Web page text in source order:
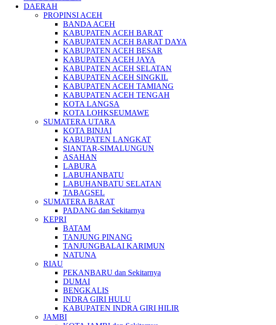
DAERAH
PROPINSI ACEH
BANDA ACEH
KABUPATEN ACEH BARAT
KABUPATEN ACEH BARAT DAYA
KABUPATEN ACEH BESAR
KABUPATEN ACEH JAYA
KABUPATEN ACEH SELATAN
KABUPATEN ACEH SINGKIL
KABUPATEN ACEH TAMIANG
KABUPATEN ACEH TENGAH
KOTA LANGSA
KOTA LOHKSEUMAWE
SUMATERA UTARA
KOTA BINJAI
KABUPATEN LANGKAT
SIANTAR-SIMALUNGUN
ASAHAN
LABURA
LABUHANBATU
LABUHANBATU SELATAN
TABAGSEL
SUMATERA BARAT
PADANG dan Sekitarnya
KEPRI
BATAM
TANJUNG PINANG
TANJUNGBALAI KARIMUN
NATUNA
RIAU
PEKANBARU dan Sekitarnya
DUMAI
BENGKALIS
INDRA GIRI HULU
KABUPATEN INDRA GIRI HILIR
JAMBI